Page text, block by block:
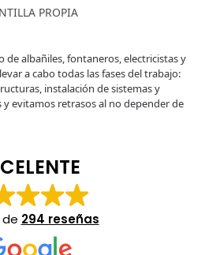
PROPIA
albañiles, fontaneros, electricistas y
a cabo todas las fases del trabajo:
instalación de sistemas y
y evitamos retrasos al no depender de
294 reseñas